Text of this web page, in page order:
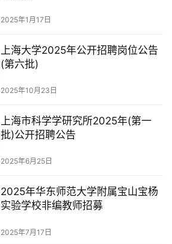
2025年1月17日
上海大学2025年公开招聘岗位公告
(第六批)
2025年10月23日
上海市科学学研究所2025年(第一
批)公开招聘公告
2025年6月25日
2025年华东师范大学附属宝山宝杨
实验学校非编教师招募
2025年7月17日